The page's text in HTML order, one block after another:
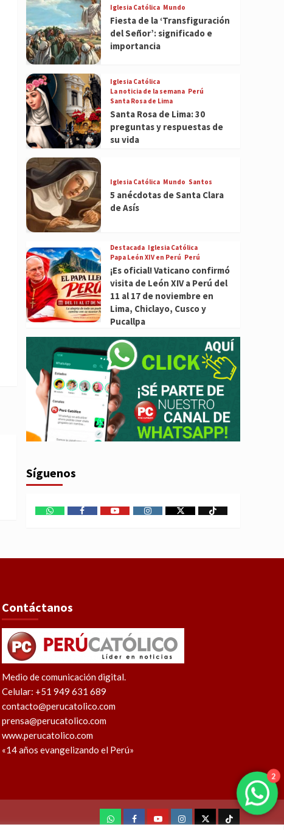
Iglesia Católica Mundo
Fiesta de la ‘Transfiguración
del Señor’: significado e
importancia
Iglesia Católica
La noticia de la semana Perú
Santa Rosa de Lima
Santa Rosa de Lima: 30
preguntas y respuestas de
su vida
Iglesia Católica Mundo Santos
5 anécdotas de Santa Clara
de Asís
Destacada Iglesia Católica
Papa León XIV en Perú Perú
¡Es oficial! Vaticano confirmó
visita de León XIV a Perú del
11 al 17 de noviembre en
Lima, Chiclayo, Cusco y
Pucallpa
Síguenos
WhatsAppFacebookYoutubeInstagram
X TikTok
Contáctanos
Medio de comunicación digital.
Celular: +51 949 631 689
contacto@perucatolico.com
prensa@perucatolico.com
www.perucatolico.com
«14 años evangelizando el Perú»
WhatsAppFacebookYoutubeInstagram
X TikTok